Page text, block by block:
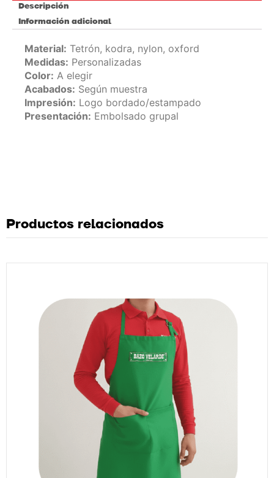
Descripción
Información adicional
Material: Tetrón, kodra, nylon, oxford
Medidas: Personalizadas
Color: A elegir
Acabados: Según muestra
Impresión: Logo bordado/estampado
Presentación: Embolsado grupal
Productos relacionados